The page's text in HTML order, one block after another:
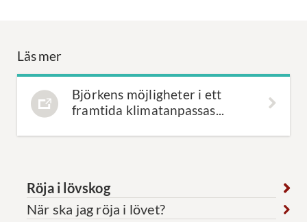
Läs mer
Björkens möjligheter i ett
framtida klimatanpassas...
Röja i lövskog
När ska jag röja i lövet?